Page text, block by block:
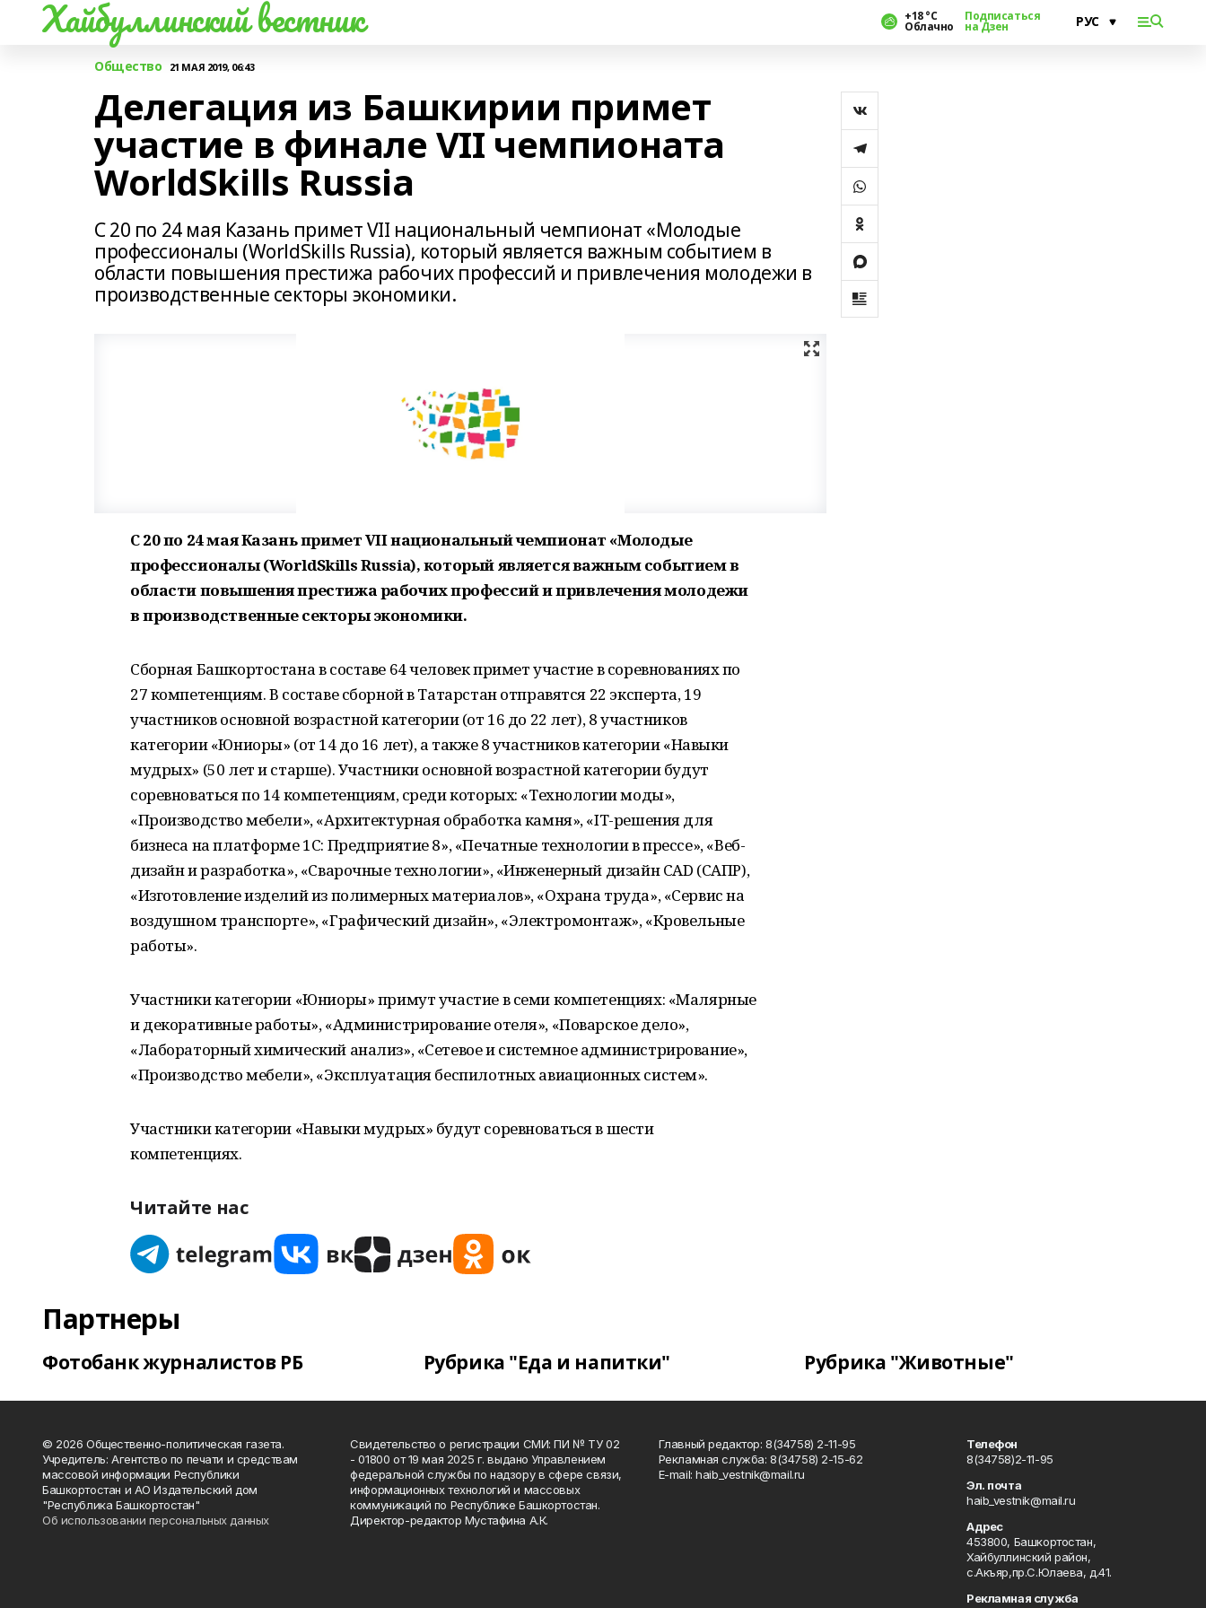
Хайбуллинский вестник +18 °С
Облачно
Подписаться
на Дзен
Общество 21 МАЯ 2019, 06:43
Делегация из Башкирии примет
участие в финале VII чемпионата
WorldSkills Russia
С 20 по 24 мая Казань примет VII национальный чемпионат «Молодые
профессионалы (WorldSkills Russia), который является важным событием в
области повышения престижа рабочих профессий и привлечения молодежи в
производственные секторы экономики.
С 20 по 24 мая Казань примет VII национальный чемпионат «Молодые
профессионалы (WorldSkills Russia), который является важным событием в
области повышения престижа рабочих профессий и привлечения молодежи
в производственные секторы экономики.
Сборная Башкортостана в составе 64 человек примет участие в соревнованиях по
27 компетенциям. В составе сборной в Татарстан отправятся 22 эксперта, 19
участников основной возрастной категории (от 16 до 22 лет), 8 участников
категории «Юниоры» (от 14 до 16 лет), а также 8 участников категории «Навыки
мудрых» (50 лет и старше). Участники основной возрастной категории будут
соревноваться по 14 компетенциям, среди которых: «Технологии моды»,
«Производство мебели», «Архитектурная обработка камня», «IT-решения для
бизнеса на платформе 1С: Предприятие 8», «Печатные технологии в прессе», «Веб-
дизайн и разработка», «Сварочные технологии», «Инженерный дизайн CAD (САПР),
«Изготовление изделий из полимерных материалов», «Охрана труда», «Сервис на
воздушном транспорте», «Графический дизайн», «Электромонтаж», «Кровельные
работы».
Участники категории «Юниоры» примут участие в семи компетенциях: «Малярные
и декоративные работы», «Администрирование отеля», «Поварское дело»,
«Лабораторный химический анализ», «Сетевое и системное администрирование»,
«Производство мебели», «Эксплуатация беспилотных авиационных систем».
Участники категории «Навыки мудрых» будут соревноваться в шести
компетенциях.
Читайте нас
Партнеры
Фотобанк журналистов РБ Рубрика "Еда и напитки" Рубрика "Животные"
© 2026 Общественно-политическая газета.
Учредитель: Агентство по печати и средствам
массовой информации Республики
Башкортостан и АО Издательский дом
"Республика Башкортостан"
Об использовании персональных данных
Свидетельство о регистрации СМИ: ПИ № ТУ 02
- 01800 от 19 мая 2025 г. выдано Управлением
федеральной службы по надзору в сфере связи,
информационных технологий и массовых
коммуникаций по Республике Башкортостан.
Директор-редактор Мустафина А.К.
Главный редактор: 8(34758) 2-11-95
Рекламная служба: 8(34758) 2-15-62
Е-mаil: haib_vestnik@mail.ru
Телефон
8(34758)2-11-95
Эл. почта
haib_vestnik@mail.ru
Адрес
453800, Башкортостан,
Хайбуллинский район,
с.Акъяр,пр.С.Юлаева, д.41.
Рекламная служба